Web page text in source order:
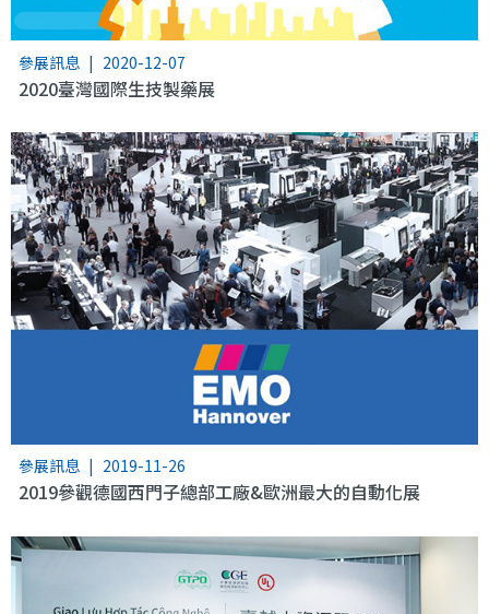
參展訊息 | 2020-12-07
2020臺灣國際生技製藥展
參展訊息 | 2019-11-26
2019參觀德國西門子總部工廠&歐洲最大的自動化展